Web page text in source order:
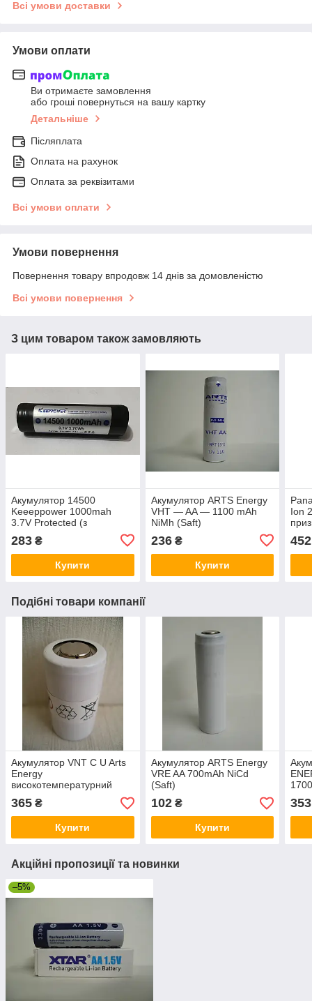
Всі умови доставки
Умови оплати
Ви отримаєте замовлення
або гроші повернуться на вашу картку
Детальніше
Післяплата
Оплата на рахунок
Оплата за реквізитами
Всі умови оплати
Умови повернення
Повернення товару впродовж 14 днів за домовленістю
Всі умови повернення
З цим товаром також замовляють
Акумулятор 14500
Keeeppower 1000mah
3.7V Protected (з
283 ₴
Купити
Акумулятор ARTS Energy
VHT — AA — 1100 mAh
NiMh (Saft)
236₴
Купити
Ion
452
Подібні товари компанії
Акумулятор VNT C U Arts
Energy
високотемпературний
NiCd 2500mAh
365 ₴
Купити
Акумулятор ARTS Energy
VRE AA 700mAh NiCd
(Saft)
102₴
Купити
353
Акційні пропозиції та новинки
–5%